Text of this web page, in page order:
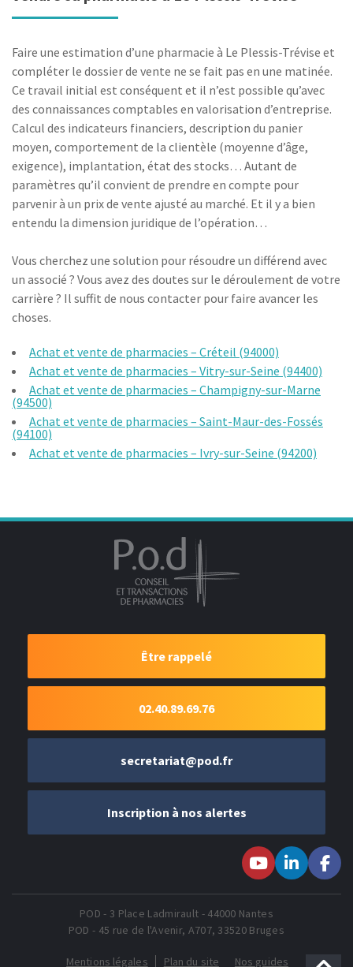
Faire une estimation d’une pharmacie à Le Plessis-Trévise et
compléter le dossier de vente ne se fait pas en une matinée.
Ce travail initial est conséquent et il n’est possible qu’avec
des connaissances comptables en valorisation d’entreprise.
Calcul des indicateurs financiers, description du panier
moyen, comportement de la clientèle (moyenne d’âge,
exigence), implantation, état des stocks… Autant de
paramètres qu’il convient de prendre en compte pour
parvenir à un prix de vente ajusté au marché. Et il y a bien
entendu la dimension juridique de l’opération…
Vous cherchez une solution pour résoudre un différend avec
un associé ? Vous avez des doutes sur le déroulement de votre
carrière ? Il suffit de nous contacter pour faire avancer les
choses.
Achat et vente de pharmacies – Créteil (94000)
Achat et vente de pharmacies – Vitry-sur-Seine (94400)
Achat et vente de pharmacies – Champigny-sur-Marne
(94500)
Achat et vente de pharmacies – Saint-Maur-des-Fossés
(94100)
Achat et vente de pharmacies – Ivry-sur-Seine (94200)
Être rappelé
02.40.89.69.76
secretariat@pod.fr
Inscription à nos alertes
Youtubesur LinkedIn
nous sur
POD - 3 Place Ladmirault - 44000 Nantes
POD - 45 rue de l'Avenir, A707, 33520 Bruges
Mentions légales Plan du site Nos guides